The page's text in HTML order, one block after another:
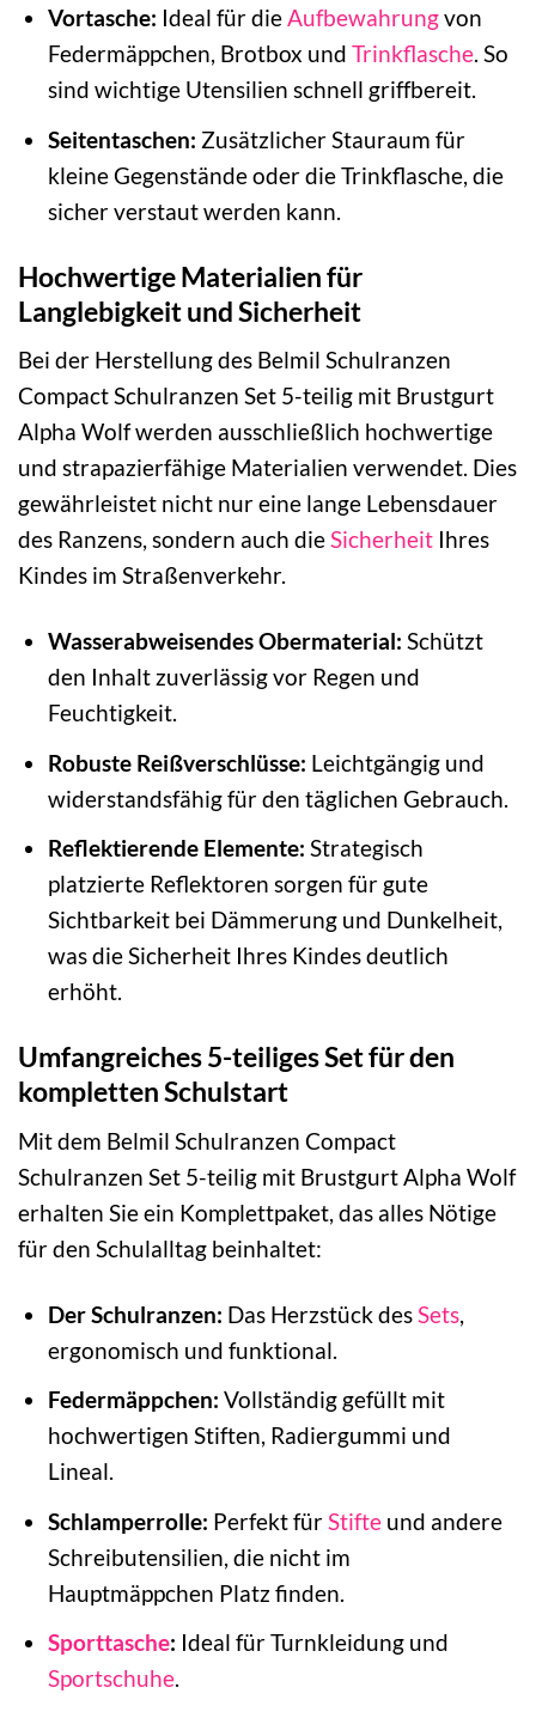
Vortasche: Ideal für dieAufbewahrungvon
Federmäppchen, Brotbox und Trinkflasche. So
sind wichtige Utensilien schnell griffbereit.
Seitentaschen: Zusätzlicher Stauraum für
kleine Gegenstände oder die Trinkflasche, die
sicher verstaut werden kann.
Hochwertige Materialien für
Langlebigkeit und Sicherheit
Bei der Herstellung des Belmil Schulranzen
Compact Schulranzen Set 5-teilig mit Brustgurt
Alpha Wolf werden ausschließlich hochwertige
und strapazierfähige Materialien verwendet. Dies
gewährleistet nicht nur eine lange Lebensdauer
des Ranzens, sondern auch dieSicherheit Ihres
Kindes im Straßenverkehr.
Wasserabweisendes Obermaterial: Schützt
den Inhalt zuverlässig vor Regen und
Feuchtigkeit.
Robuste Reißverschlüsse: Leichtgängig und
widerstandsfähig für den täglichen Gebrauch.
Reflektierende Elemente: Strategisch
platzierte Reflektoren sorgen für gute
Sichtbarkeit bei Dämmerung und Dunkelheit,
was die Sicherheit Ihres Kindes deutlich
erhöht.
Umfangreiches 5-teiliges Set für den
kompletten Schulstart
Mit dem Belmil Schulranzen Compact
Schulranzen Set 5-teilig mit Brustgurt Alpha Wolf
erhalten Sie ein Komplettpaket, das alles Nötige
für den Schulalltag beinhaltet:
Der Schulranzen: Das Herzstück desSets,
ergonomisch und funktional.
Federmäppchen: Vollständig gefüllt mit
hochwertigen Stiften, Radiergummi und
Lineal.
Schlamperrolle: Perfekt fürStifteund andere
Schreibutensilien, die nicht im
Hauptmäppchen Platz finden.
Sporttasche: Ideal für Turnkleidung und
Sportschuhe.